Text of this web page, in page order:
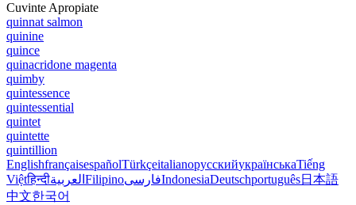
Cuvinte Apropiate
quinnat salmon
quinine
quince
quinacridone magenta
quimby
quintessence
quintessential
quintet
quintette
quintillion
EnglishfrançaisespañolTürkçeitalianoрусскийукраїнськаTiếng
Việtहिन्दीالعربية FilipinoفارسیIndonesiaDeutschportuguês日本語
中文한국어